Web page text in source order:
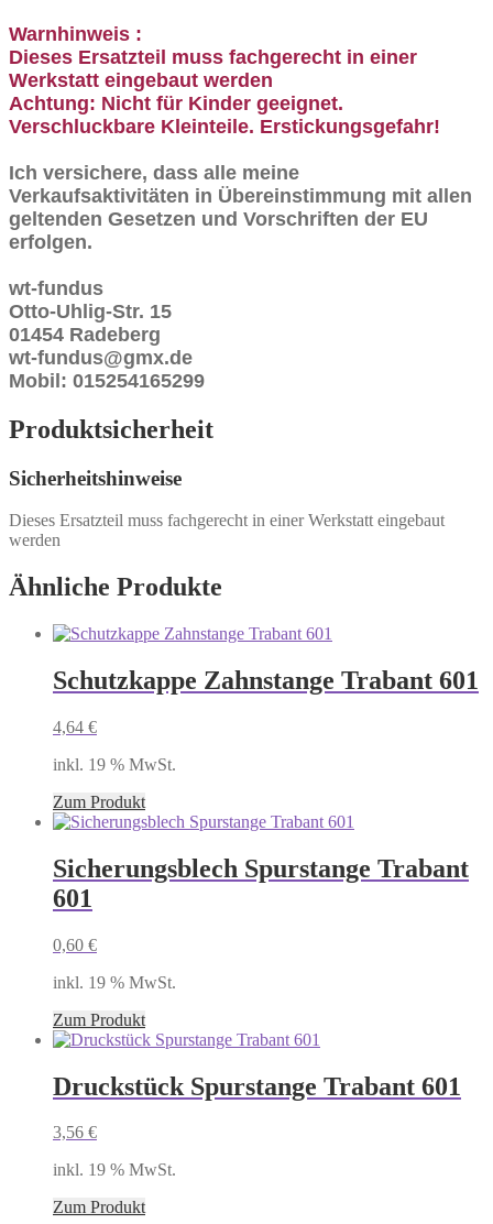
Warnhinweis :
Dieses Ersatzteil muss fachgerecht in einer
Werkstatt eingebaut werden
Achtung: Nicht für Kinder geeignet.
Verschluckbare Kleinteile. Erstickungsgefahr!
Ich versichere, dass alle meine
Verkaufsaktivitäten in Übereinstimmung mit allen
geltenden Gesetzen und Vorschriften der EU
erfolgen.
wt-fundus
Otto-Uhlig-Str. 15
01454 Radeberg
wt-fundus@gmx.de
Mobil: 015254165299
Produktsicherheit
Sicherheitshinweise
Dieses Ersatzteil muss fachgerecht in einer Werkstatt eingebaut
werden
Ähnliche Produkte
Schutzkappe Zahnstange Trabant 601
4,64 €
inkl. 19 % MwSt.
Zum Produkt
Sicherungsblech Spurstange Trabant
601
0,60 €
inkl. 19 % MwSt.
Zum Produkt
Druckstück Spurstange Trabant 601
3,56 €
inkl. 19 % MwSt.
Zum Produkt